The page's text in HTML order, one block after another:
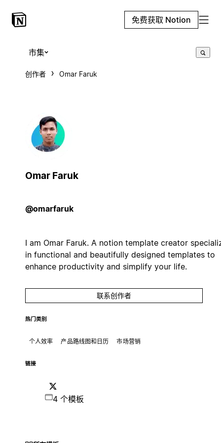
免费获取 Notion
市集
创作者 Omar Faruk
Omar Faruk
@omarfaruk
I am Omar Faruk. A notion template creator
in functional and beautifully designed templates to
enhance productivity and simplify your life.
联系创作者
热门类别
个人效率 产品路线图和日历 市场营销
链接
4 个模板